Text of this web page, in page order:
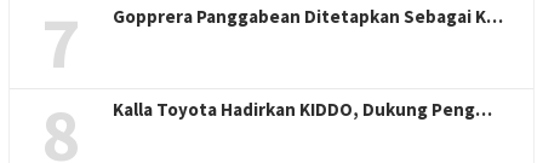
7 Gopprera Panggabean Ditetapkan Sebagai K…
8 Kalla Toyota Hadirkan KIDDO, Dukung Peng…